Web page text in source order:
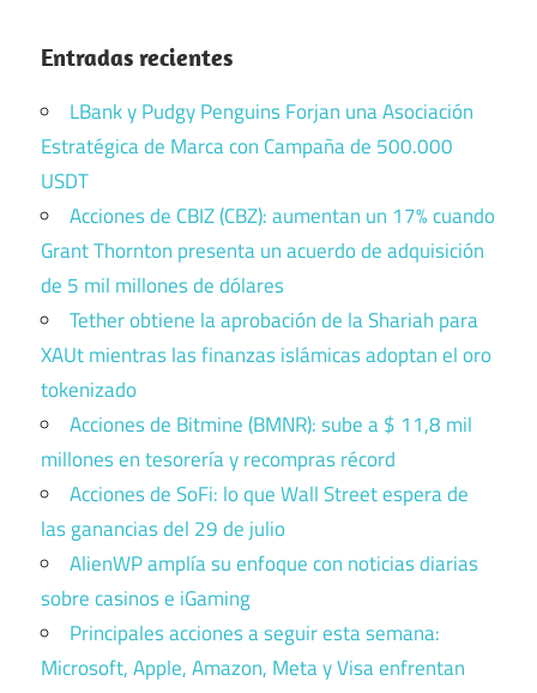
Entradas recientes
LBank y Pudgy Penguins Forjan una Asociación
Estratégica de Marca con Campaña de 500.000
USDT
Acciones de CBIZ (CBZ): aumentan un 17% cuando
Grant Thornton presenta un acuerdo de adquisición
de 5 mil millones de dólares
Tether obtiene la aprobación de la Shariah para
XAUt mientras las finanzas islámicas adoptan el oro
tokenizado
Acciones de Bitmine (BMNR): sube a $ 11,8 mil
millones en tesorería y recompras récord
Acciones de SoFi: lo que Wall Street espera de
las ganancias del 29 de julio
AlienWP amplía su enfoque con noticias diarias
sobre casinos e iGaming
Principales acciones a seguir esta semana:
Microsoft, Apple, Amazon, Meta y Visa enfrentan